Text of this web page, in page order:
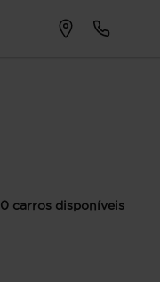
0 carros disponíveis